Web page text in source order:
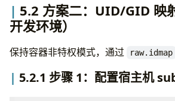
# Add mount device
incus config device add
source=/srv/nfs/Photos
5.2 方案二：UID/GID 映
开发环境）
保持容器非特权模式，通过 raw.idmap
5.2.1 步骤 1：配置宿主机